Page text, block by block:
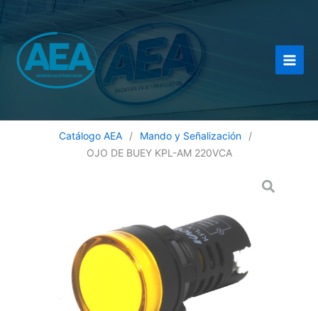
al
contenido
Catálogo AEA / Mando y Señalización
/
OJO DE BUEY KPL-AM 220VCA